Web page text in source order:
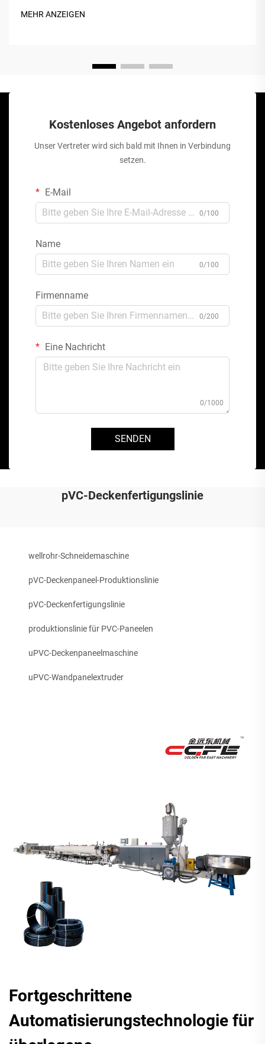
MEHR ANZEIGEN
Kostenloses Angebot anfordern
Unser Vertreter wird sich bald mit Ihnen in Verbindung
setzen.
E-Mail
0/100
Name
0/100
Firmenname
0/200
Eine Nachricht
0/1000
SENDEN
pVC-Deckenfertigungslinie
wellrohr-Schneidemaschine
pVC-Deckenpaneel-Produktionslinie
pVC-Deckenfertigungslinie
produktionslinie für PVC-Paneelen
uPVC-Deckenpaneelmaschine
uPVC-Wandpanelextruder
Fortgeschrittene
Automatisierungstechnologie für